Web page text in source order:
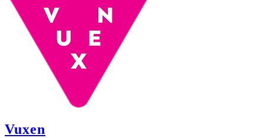
Vuxen